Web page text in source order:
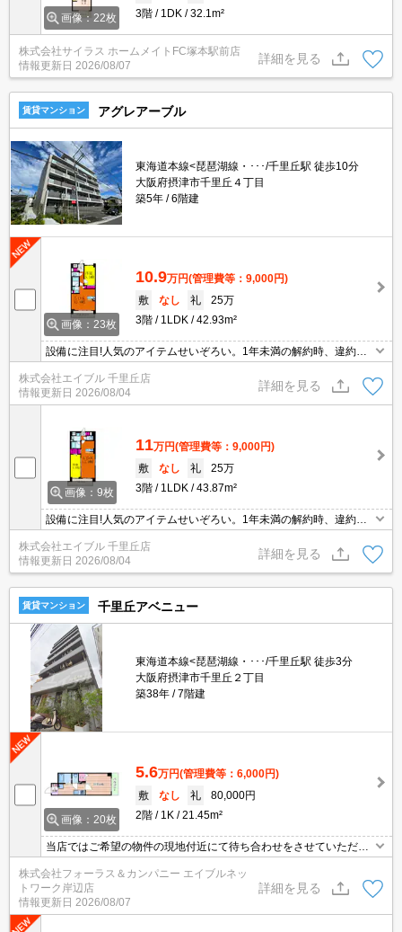
画像：22枚
3階
1DK 32.1m²
株式会社サイラス ホームメイトFC塚本駅前店
情報更新日 2026/08/07
詳細を見る
賃貸マンション アグレアーブル
東海道本線<琵琶湖線・･･･/千里丘駅 徒歩10分
大阪府摂津市千里丘４丁目
築5年
6階建
画像：23枚
10.9万円(管理費等：9,000円)
敷
なし 礼
25万
3階
1LDK 42.93m²
設備に注目!人気のアイテムせいぞろい。1年未満の解約時、違約金1
ヶ月分発生。追い焚き機能付きバス。システムキッチン。TVインタ
ーホン付き。浴室乾燥機付。インターネット無料。退室時清掃料44,
000円。
株式会社エイブル 千里丘店
情報更新日 2026/08/04
詳細を見る
画像：9枚
11万円(管理費等：9,000円)
敷
なし 礼
25万
3階
1LDK 43.87m²
設備に注目!人気のアイテムせいぞろい。1年未満の解約時、違約金1
ヶ月分発生。インターネット無料。宅配ボックスあり。追い焚き機
能付きバス。TVインターホン付き。オートロック。システムキッチ
ン。
株式会社エイブル 千里丘店
情報更新日 2026/08/04
詳細を見る
賃貸マンション 千里丘アベニュー
東海道本線<琵琶湖線・･･･/千里丘駅 徒歩3分
大阪府摂津市千里丘２丁目
築38年
7階建
画像：20枚
5.6万円(管理費等：6,000円)
敷
なし 礼
80,000円
2階
1K 21.45m²
当店ではご希望の物件の現地付近にて待ち合わせをさせていただき
ご内覧いただくサービスや、主要駅までのお迎えサービスも実施中
です。詳しくは当店 「０１２０－９６７－０９９」にお気軽にお問
合せ下さい♪
株式会社フォーラス＆カンパニー エイブルネッ
トワーク岸辺店
情報更新日 2026/08/07
詳細を見る